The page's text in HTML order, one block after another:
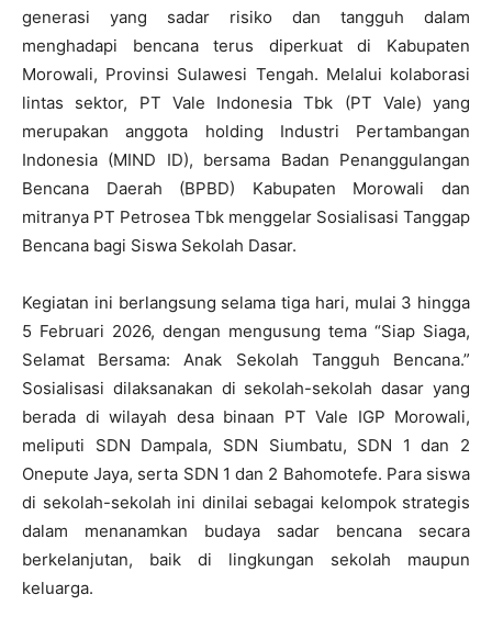
generasi yang sadar risiko dan tangguh dalam
menghadapi bencana terus diperkuat di Kabupaten
Morowali, Provinsi Sulawesi Tengah. Melalui kolaborasi
lintas sektor, PT Vale Indonesia Tbk (PT Vale) yang
merupakan anggota holding Industri Pertambangan
Indonesia (MIND ID), bersama Badan Penanggulangan
Bencana Daerah (BPBD) Kabupaten Morowali dan
mitranya PT Petrosea Tbk menggelar Sosialisasi Tanggap
Bencana bagi Siswa Sekolah Dasar.
Kegiatan ini berlangsung selama tiga hari, mulai 3 hingga
5 Februari 2026, dengan mengusung tema “Siap Siaga,
Selamat Bersama: Anak Sekolah Tangguh Bencana.”
Sosialisasi dilaksanakan di sekolah-sekolah dasar yang
berada di wilayah desa binaan PT Vale IGP Morowali,
meliputi SDN Dampala, SDN Siumbatu, SDN 1 dan 2
Onepute Jaya, serta SDN 1 dan 2 Bahomotefe. Para siswa
di sekolah-sekolah ini dinilai sebagai kelompok strategis
dalam menanamkan budaya sadar bencana secara
berkelanjutan, baik di lingkungan sekolah maupun
keluarga.